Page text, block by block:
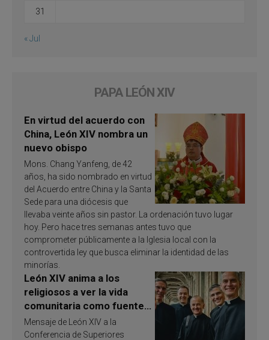
31
« Jul
PAPA LEÓN XIV
En virtud del acuerdo con
China, León XIV nombra un
nuevo obispo
Mons. Chang Yanfeng, de 42
años, ha sido nombrado en virtud
del Acuerdo entre China y la Santa
Sede para una diócesis que
llevaba veinte años sin pastor. La ordenación tuvo lugar
hoy. Pero hace tres semanas antes tuvo que
comprometer públicamente a la Iglesia local con la
controvertida ley que busca eliminar la identidad de las
minorías.
León XIV anima a los
religiosos a ver la vida
comunitaria como fuente
de inspiración y
santificación
Mensaje de León XIV a la
Conferencia de Superiores